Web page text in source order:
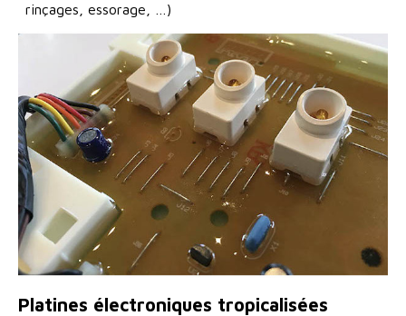
rinçages, essorage, …)
Platines électroniques tropicalisées